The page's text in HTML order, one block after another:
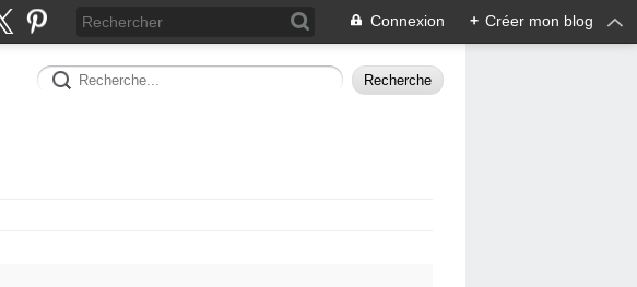
Connexion + Créer mon blog